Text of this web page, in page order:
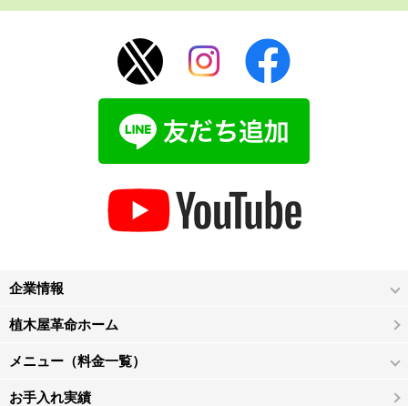
企業情報
植木屋革命ホーム
メニュー（料金一覧）
お手入れ実績